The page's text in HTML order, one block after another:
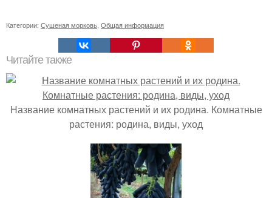
Категории: Сушеная морковь Общая информация
Читайте также
Название комнатных растений и их родина. Комнатные
растения: родина, виды, уход